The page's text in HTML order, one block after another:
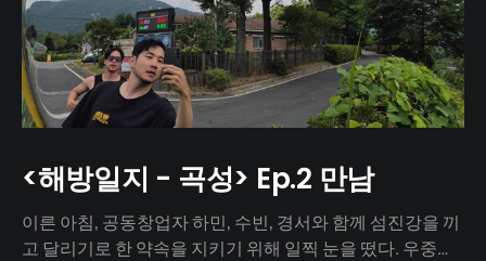
<해방일지 - 곡성> Ep.2 만남
이른 아침, 공동창업자 하민, 수빈, 경서와 함께 섬진강을 끼
고 달리기로 한 약속을 지키기 위해 일찍 눈을 떴다. 우중충